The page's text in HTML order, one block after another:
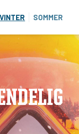
VINTER SOMMER